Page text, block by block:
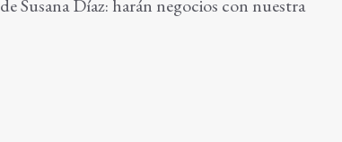
Susana Díaz: harán negocios con nuestra